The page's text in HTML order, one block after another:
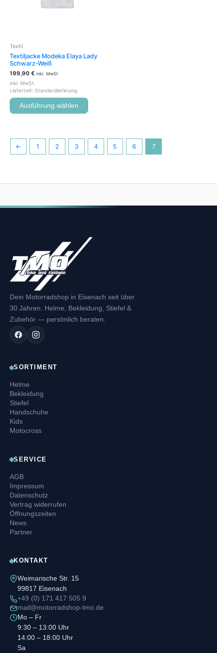
Textil
Textiljacke Modeka Elaya Lady
Schwarz-Weiß
199,90 € inkl. MwSt
inkl. MwSt.
Lieferzeit: Standardlieferung
Ausführung wählen
gewählt
← 1 2 3 4 5 6 7
Dein Motorradshop in Eisenach seit über
30 Jahren. Helme, Bekleidung, Stiefel &
Zubehör — persönlich beraten.
SORTIMENT
Helme
Bekleidung
Stiefel
Handschuhe
Kids
Motocross
SERVICE
AGB
Impressum
Datenschutz
Vertrag widerrufen
Öffnungszeiten
News
Partner
KONTAKT
Weimarische Str. 15
99817 Eisenach
+49 (0) 171 417 505 9
mail@motorradshop-tmo.de
Mo – Fr
9:30 – 13:00 Uhr
14:00 – 18:00 Uhr
Sa